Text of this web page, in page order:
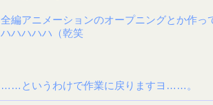
全編アニメーションのオープニングとか作っ
ハハハハハ（乾笑
……というわけで作業に戻りますヨ……。